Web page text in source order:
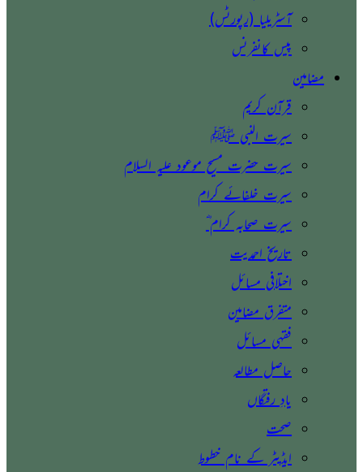
آسٹریلیا (رپورٹس)
پیس کانفرنس
مضامین
قرآن کریم
سیرت النبی ﷺ
سیرت حضرت مسیح موعود علیہ السلام
سیرت خلفائے کرام
سیرت صحابہ کرام ؓ
تاریخ احمدیت
اختلافی مسائل
متفرق مضامین
فقہی مسائل
حاصل مطالعہ
یادِ رفتگاں
صحت
ایڈیٹر کے نام خطوط